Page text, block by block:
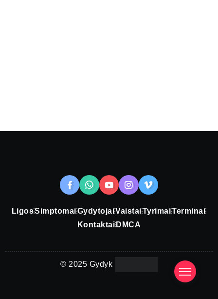
LigosSimptomaiGydytojaiVaistaiTyrimaiTerminai
Kontaktai DMCA
© 2025 Gydyk